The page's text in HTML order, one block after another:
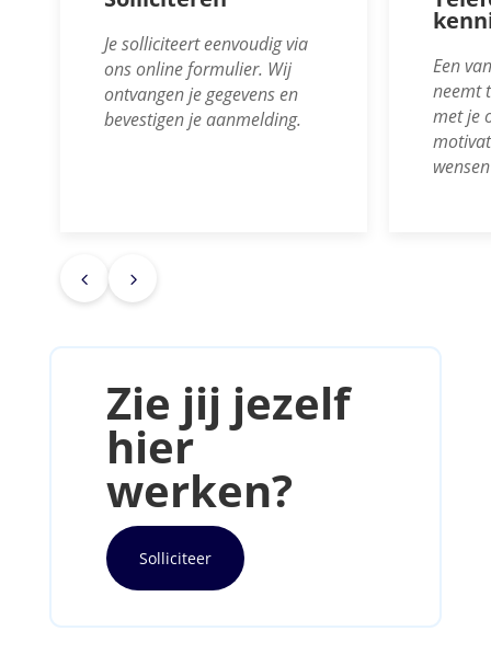
Je solliciteert eenvoudig via
ons online formulier. Wij
ontvangen je gegevens en
bevestigen je aanmelding.
Een
neemt
met je
4 5
Zie jij jezelf
hier
werken?
Solliciteer